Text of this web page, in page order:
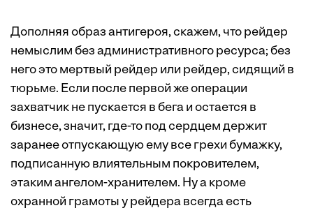
Дополняя образ антигероя, скажем, что рейдер
немыслим без административного ресурса; без
него это мертвый рейдер или рейдер, сидящий в
тюрьме. Если после первой же операции
захватчик не пускается в бега и остается в
бизнесе, значит, где-то под сердцем держит
заранее отпускающую ему все грехи бумажку,
подписанную влиятельным покровителем,
этаким ангелом-хранителем. Ну а кроме
охранной грамоты у рейдера всегда есть